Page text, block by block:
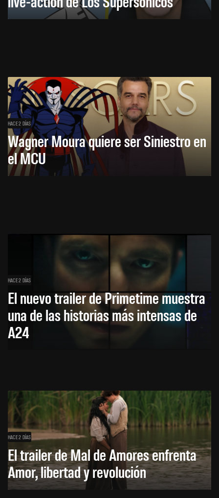
HACE 2 DÍAS
Wagner Moura quiere ser Siniestro en
el MCU
HACE 2 DÍAS
El nuevo trailer de Primetime muestra
una de las historias más intensas de
A24
HACE 2 DÍAS
El trailer de Mal de Amores enfrenta
Amor, libertad y revolución